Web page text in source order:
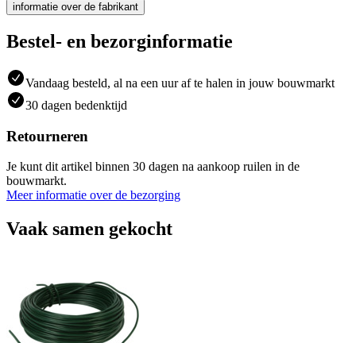
informatie over de fabrikant
Bestel- en bezorginformatie
Vandaag besteld, al na een uur af te halen in jouw bouwmarkt
30 dagen bedenktijd
Retourneren
Je kunt dit artikel binnen 30 dagen na aankoop ruilen in de
bouwmarkt.
Meer informatie over de bezorging
Vaak samen gekocht